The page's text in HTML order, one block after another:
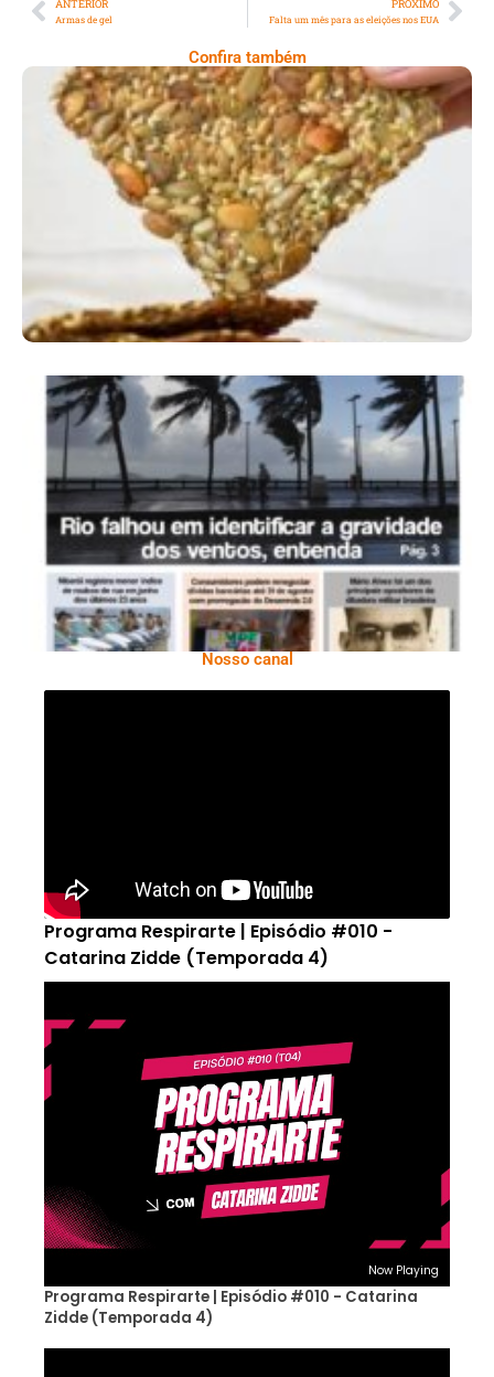
ANTERIOR
Armas de gel
PRÓXIMO
Falta um mês para as eleições nos EUA
Confira também
Comer Bem: Cracker De Sementes
Ano X – Número 366 01 A 07 De Agosto De
2026
Nosso canal
Programa Respirarte | Episódio #010 -
Catarina Zidde (Temporada 4)
Now Playing
Programa Respirarte | Episódio #010 - Catarina
Zidde (Temporada 4)